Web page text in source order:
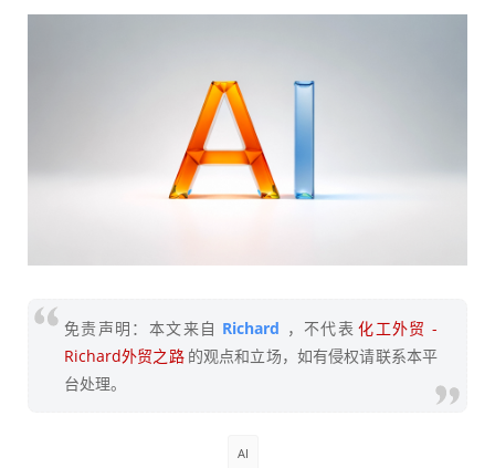
免责声明：本文来自 Richard ，不代表 化工外贸 -
Richard外贸之路 的观点和立场，如有侵权请联系本平
台处理。
AI